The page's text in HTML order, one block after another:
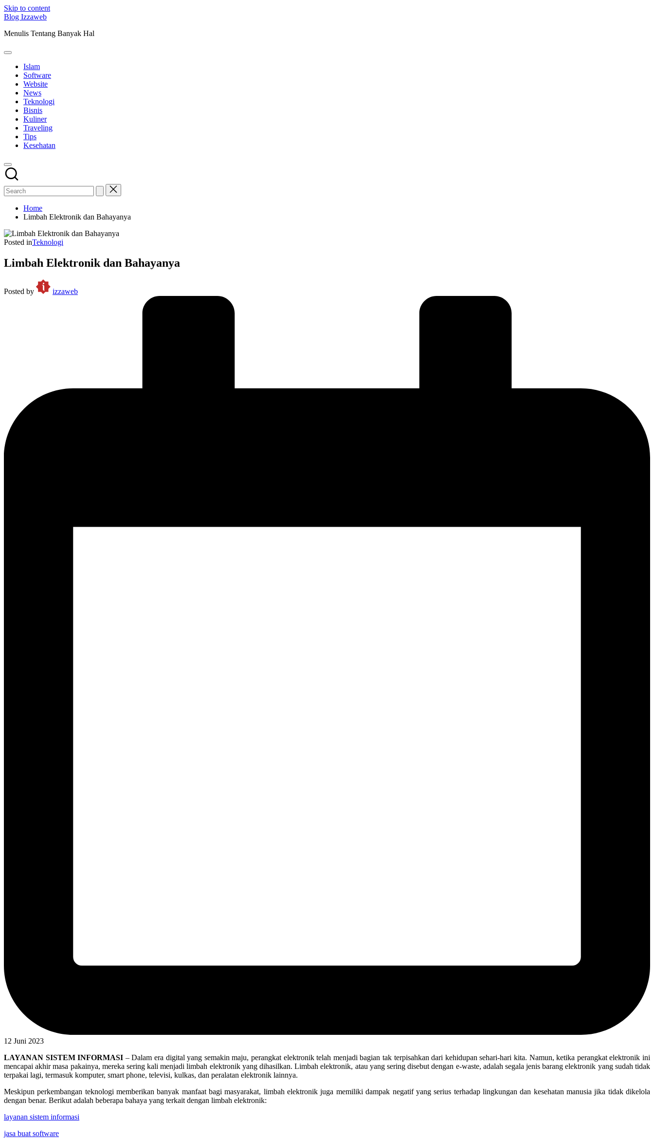
Skip to content
Blog Izzaweb
Menulis Tentang Banyak Hal
Islam
Software
Website
News
Teknologi
Bisnis
Kuliner
Traveling
Tips
Kesehatan
Home
Limbah Elektronik dan Bahayanya
Posted inTeknologi
Limbah Elektronik dan Bahayanya
Posted by izzaweb
12 Juni 2023
LAYANAN SISTEM INFORMASI – Dalam era digital yang semakin maju, perangkat elektronik telah menjadi bagian tak terpisahkan dari kehidupan sehari-hari kita. Namun, ketika perangkat elektronik ini
mencapai akhir masa pakainya, mereka sering kali menjadi limbah elektronik yang dihasilkan. Limbah elektronik, atau yang sering disebut dengan e-waste, adalah segala jenis barang elektronik yang sudah tidak
terpakai lagi, termasuk komputer, smart phone, televisi, kulkas, dan peralatan elektronik lainnya.
Meskipun perkembangan teknologi memberikan banyak manfaat bagi masyarakat, limbah elektronik juga memiliki dampak negatif yang serius terhadap lingkungan dan kesehatan manusia jika tidak dikelola
dengan benar. Berikut adalah beberapa bahaya yang terkait dengan limbah elektronik:
layanan sistem informasi
jasa buat software